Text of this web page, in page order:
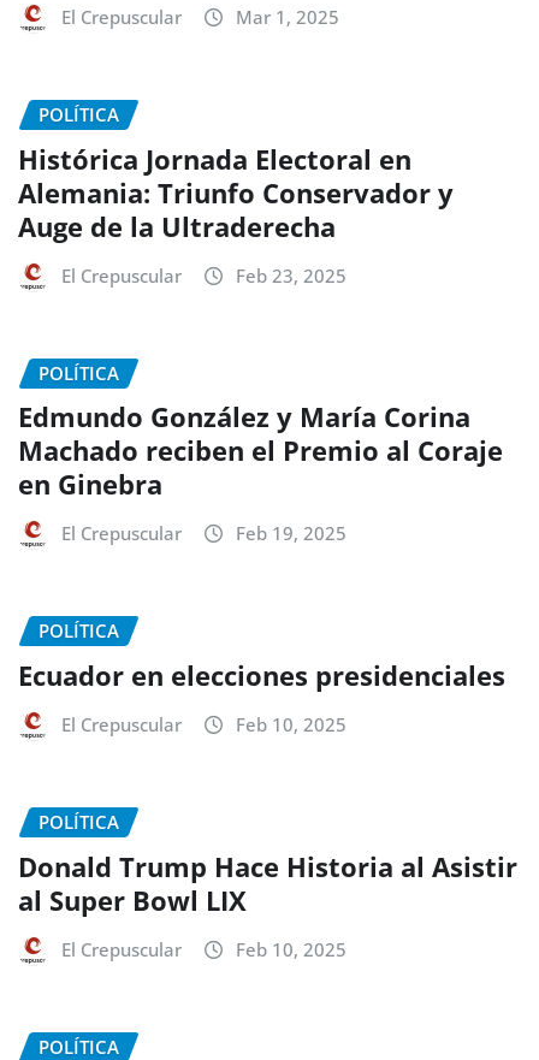
El Crepuscular Mar 1, 2025
POLÍTICA
Histórica Jornada Electoral en
Alemania: Triunfo Conservador y
Auge de la Ultraderecha
El Crepuscular Feb 23, 2025
POLÍTICA
Edmundo González y María Corina
Machado reciben el Premio al Coraje
en Ginebra
El Crepuscular Feb 19, 2025
POLÍTICA
Ecuador en elecciones presidenciales
El Crepuscular Feb 10, 2025
POLÍTICA
Donald Trump Hace Historia al Asistir
al Super Bowl LIX
El Crepuscular Feb 10, 2025
POLÍTICA